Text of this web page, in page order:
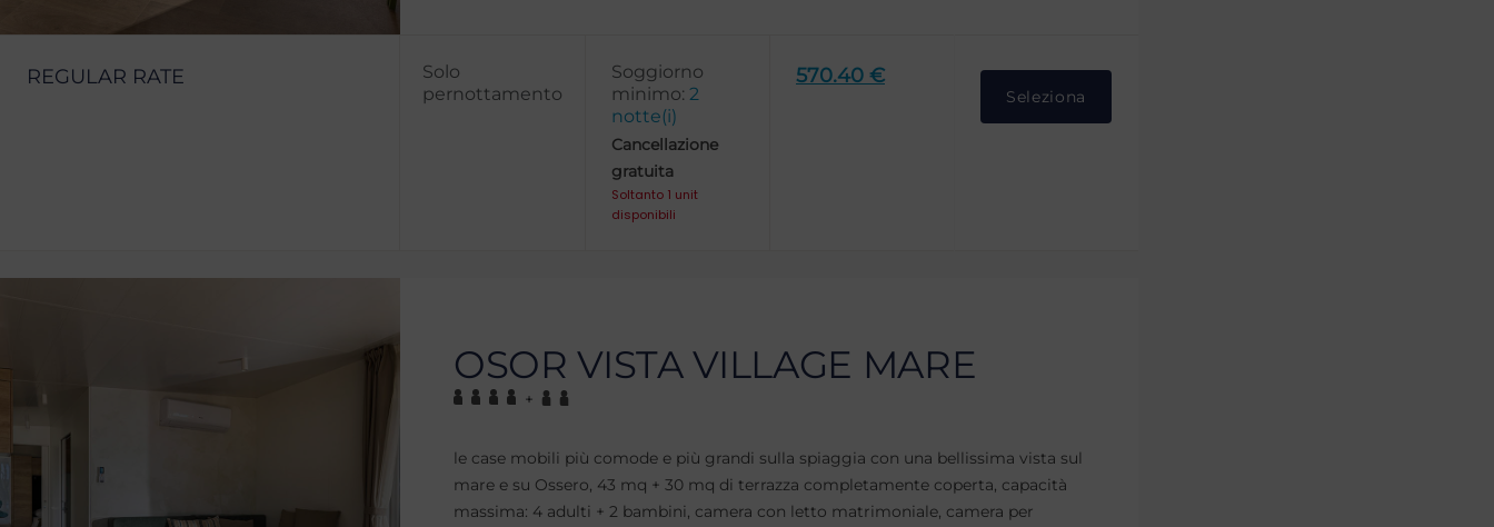
REGULAR RATE
Soggiorno
minimo: 2
notte(i)
Cancellazione
gratuita
Soltanto 1 unit
disponibili
570.40 €
Solo
pernottamento
Seleziona
OSOR VISTA VILLAGE MARE
+
le case mobili più comode e più grandi sulla spiaggia con una bellissima vista sul
mare e su Ossero, 43 mq + 30 mq di terrazza completamente coperta, capacità
massima: 4 adulti + 2 bambini, camera con letto matrimoniale, camera per